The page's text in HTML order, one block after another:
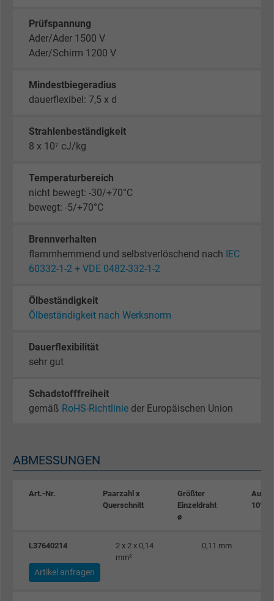
Prüfspannung
Ader/Ader 1500 V
Ader/Schirm 1200 V
Mindestbiegeradius
dauerflexibel: 7,5 x d
Strahlenbeständigkeit
8 x 10⁷ cJ/kg
Temperaturbereich
nicht bewegt: -30/+70°C
bewegt: -5/+70°C
Brennverhalten
flammhemmend und selbstverlöschend nach IEC
60332-1-2 + VDE 0482-332-1-2
Ölbeständigkeit
Ölbeständigkeit nach Werksnorm
Dauerflexibilität
sehr gut
Schadstofffreiheit
gemäß RoHS-Richtlinie der Europäischen Union
ABMESSUNGEN
Art.-Nr.
Paarzahl x
Querschnitt
Größter
Einzeldraht
ø
10%
L37640214
2 x 2 x 0,14
mm²
0,11 mm
Artikel anfragen